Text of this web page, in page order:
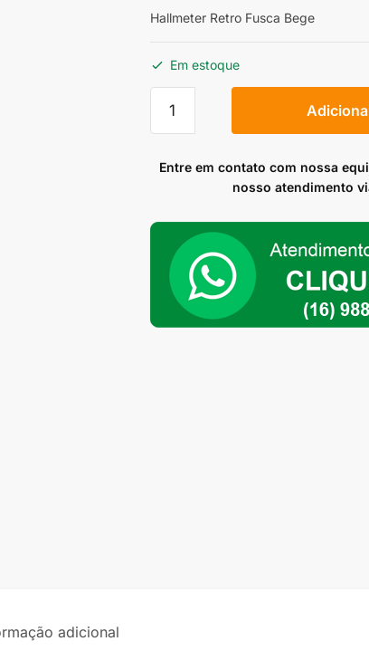
Hallmeter Retro Fusca Bege
Em estoque
Retro
Bege
Entre em contato com nossa
nosso atendimento
adicional